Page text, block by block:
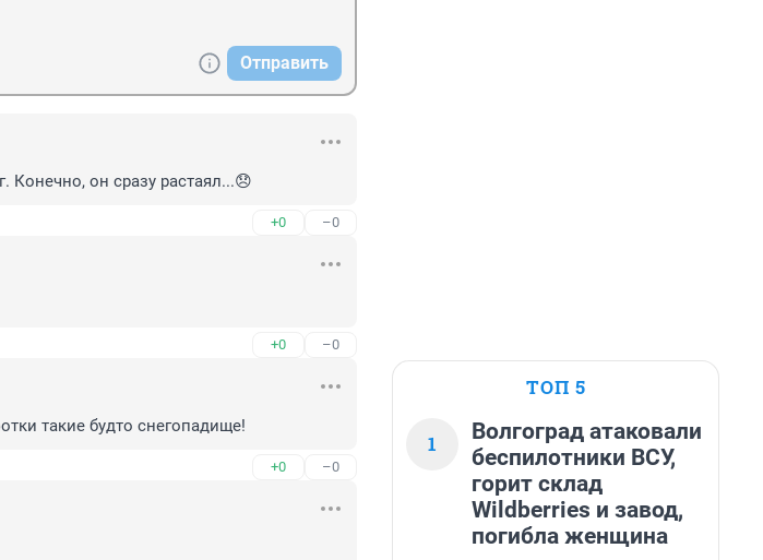
Отправить
он сразу растаял...😞
+0 –0
+0 –0
такие будто снегопадище!
+0 –0
ТОП 5
1
Волгоград атаковали
беспилотники ВСУ,
горит склад
Wildberries и завод,
погибла женщина